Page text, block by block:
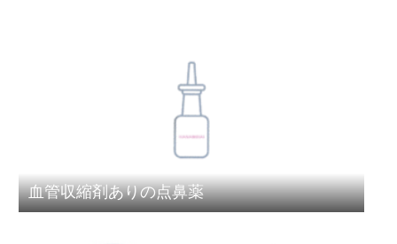
血管収縮剤ありの点鼻薬